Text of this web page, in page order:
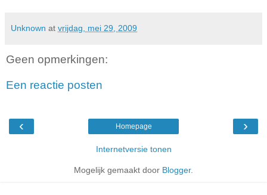
Unknown at vrijdag, mei 29, 2009
Geen opmerkingen:
Een reactie posten
‹ ›
Homepage
Internetversie tonen
Mogelijk gemaakt door Blogger.